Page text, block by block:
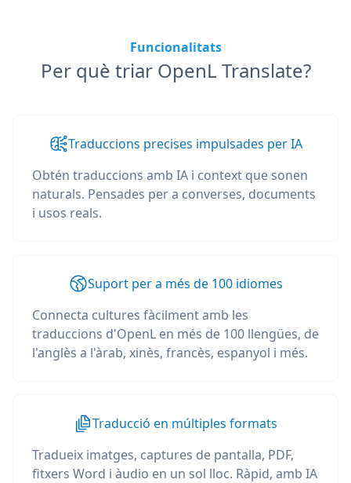
Funcionalitats
Per què triar OpenL Translate?
Traduccions precises impulsades per IA
Obtén traduccions amb IA i context que sonen
naturals. Pensades per a converses, documents
i usos reals.
Suport per a més de 100 idiomes
Connecta cultures fàcilment amb les
traduccions d'OpenL en més de 100 llengües, de
l'anglès a l'àrab, xinès, francès, espanyol i més.
Traducció en múltiples formats
Tradueix imatges, captures de pantalla, PDF,
fitxers Word i àudio en un sol lloc. Ràpid, amb IA